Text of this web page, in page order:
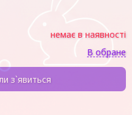
немає в наявності
В обране
з`явиться